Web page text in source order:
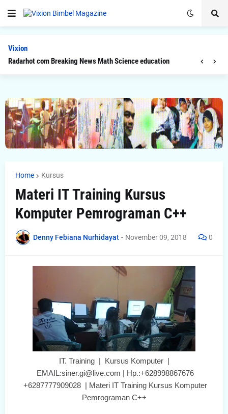
Vixion
Radarhot com Breaking News Math Science education
Home Kursus
Materi IT Training Kursus
Komputer Pemrograman C++
Denny Febiana Nurhidayat - November 09, 2018 0
IT. Training | Kursus Komputer |
EMAIL:siner.gi@live.com | Hp.:+628998867676
+6287777909028 | Materi IT Training Kursus Komputer
Pemrograman C++